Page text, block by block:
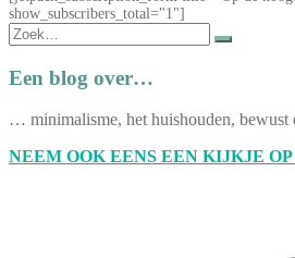
show_subscribers_total="1"]
Zoek
naar:
Een blog over…
… minimalisme, het huishouden, bewust
NEEM OOK EENS EEN KIJKJE